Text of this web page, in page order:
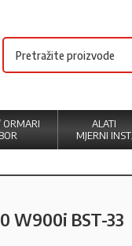
ORMARI
ALATI
MJERNI INST.
W900i BST-33